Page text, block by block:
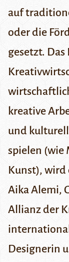
auf
oder die
gesetzt.
kreative
und
spielen (wie
Kunst),
Aika Alemi,
Allianz der
Designerin